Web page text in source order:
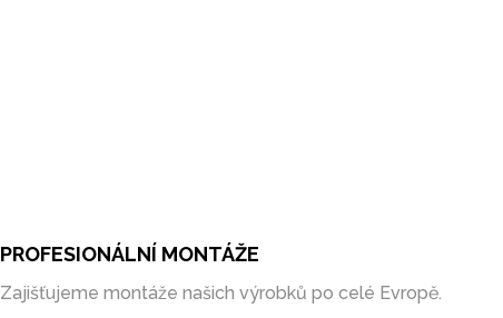
PROFESIONÁLNÍ MONTÁŽE
Zajišťujeme montáže našich výrobků po celé Evropě.